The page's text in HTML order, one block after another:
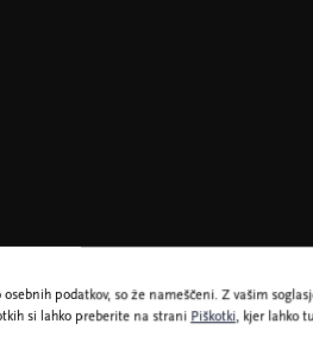
podatkov, so že nameščeni. Z vašim
si lahko preberite na strani Piškotki, kjer lahko